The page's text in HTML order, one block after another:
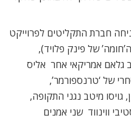
חברת התקליטים לפרוייקט
של פינק פלויד),
אמריקאי אחר  אליס
של ‘טרנספורמר’,
מיטב נגני התקופה,
ווינווד  שני אמנים